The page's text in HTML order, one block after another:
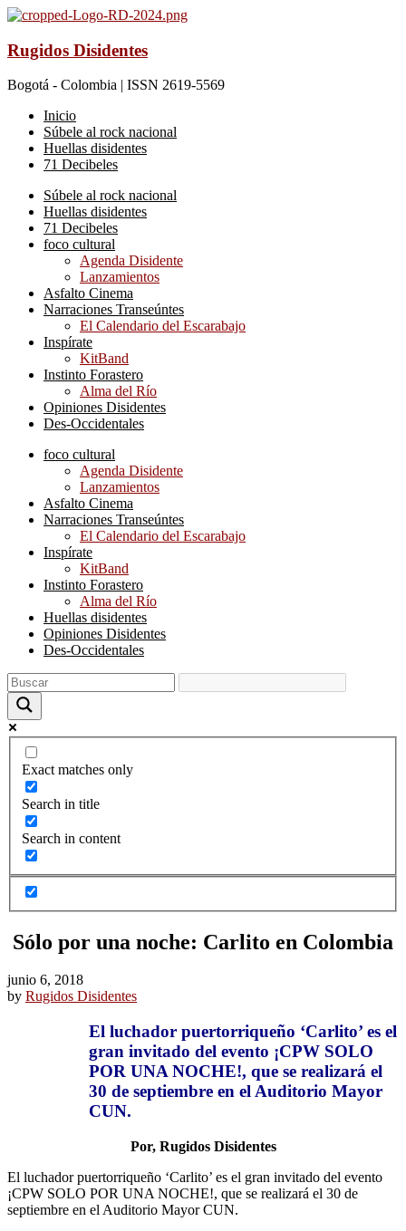
Rugidos Disidentes
Bogotá - Colombia | ISSN 2619-5569
Inicio
Súbele al rock nacional
Huellas disidentes
71 Decibeles
Súbele al rock nacional
Huellas disidentes
71 Decibeles
foco cultural
Agenda Disidente
Lanzamientos
Asfalto Cinema
Narraciones Transeúntes
El Calendario del Escarabajo
Inspírate
KitBand
Instinto Forastero
Alma del Río
Opiniones Disidentes
Des-Occidentales
foco cultural
Agenda Disidente
Lanzamientos
Asfalto Cinema
Narraciones Transeúntes
El Calendario del Escarabajo
Inspírate
KitBand
Instinto Forastero
Alma del Río
Huellas disidentes
Opiniones Disidentes
Des-Occidentales
Exact matches only
Search in title
Search in content
Sólo por una noche: Carlito en Colombia
junio 6, 2018
by Rugidos Disidentes
El luchador puertorriqueño ‘Carlito’ es el
gran invitado del evento ¡CPW SOLO
POR UNA NOCHE!, que se realizará el
30 de septiembre en el Auditorio Mayor
CUN.
Por, Rugidos Disidentes
El luchador puertorriqueño ‘Carlito’ es el gran invitado del evento
¡CPW SOLO POR UNA NOCHE!, que se realizará el 30 de
septiembre en el Auditorio Mayor CUN.